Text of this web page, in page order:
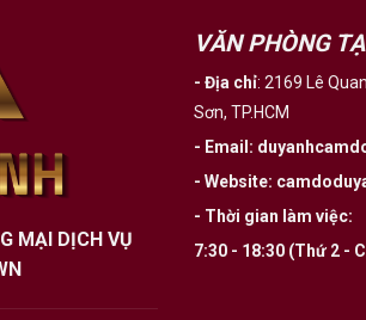
MẠI DỊCH VỤ
VĂN PHÒNG
- Địa chỉ: 2169 Lê
Sơn, TP.HCM
- Email :
- Website:
- Thời gian làm việc:
7:30 - 18:30 (Thứ 2 -